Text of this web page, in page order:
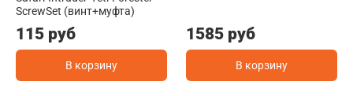
ScrewSet (винт+муфта)
115 руб
В корзину
1585 руб
В корзину